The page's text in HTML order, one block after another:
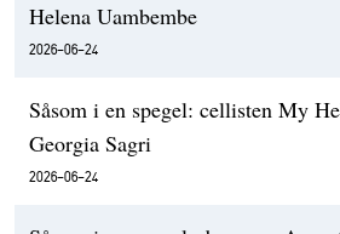
Helena Uambembe
2026-06-24
Såsom i en spegel: cellisten My
Georgia Sagri
2026-06-24